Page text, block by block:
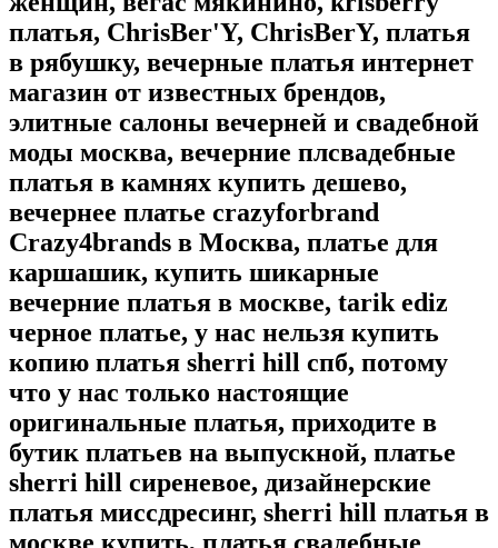
платья, ChrisBer'Y, ChrisBerY, платья
в рябушку, вечерные платья интернет
магазин от известных брендов,
элитные салоны вечерней и свадебной
моды москва, вечерние плсвадебные
платья в камнях купить дешево,
вечернее платье crazyforbrand
Crazy4brands в Москва, платье для
каршашик, купить шикарные
вечерние платья в москве, tarik ediz
черное платье, у нас нельзя купить
копию платья sherri hill спб, потому
что у нас только настоящие
оригинальные платья, приходите в
бутик платьев на выпускной, платье
sherri hill сиреневое, дизайнерские
платья миссдресинг, sherri hill платья в